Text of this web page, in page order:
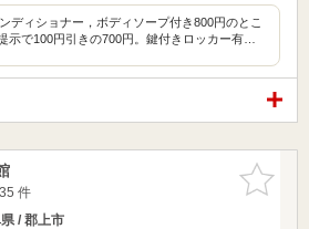
ディショナー，ボディソープ付き800円のとこ
示で100円引きの700円。鍵付きロッカー有…
お気に入
りに追加
件
/ 郡上市